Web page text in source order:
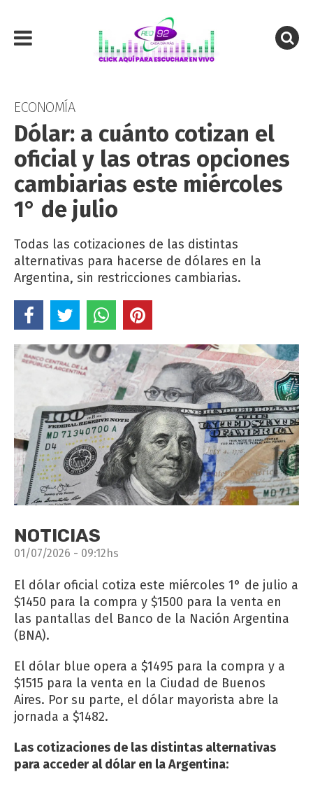
ECONOMÍA
Dólar: a cuánto cotizan el
oficial y las otras opciones
cambiarias este miércoles
1° de julio
Todas las cotizaciones de las distintas
alternativas para hacerse de dólares en la
Argentina, sin restricciones cambiarias.
NOTICIAS
01/07/2026 - 09:12hs
El dólar oficial cotiza este miércoles 1° de julio a
$1450 para la compra y $1500 para la venta en
las pantallas del Banco de la Nación Argentina
(BNA).
El dólar blue opera a $1495 para la compra y a
$1515 para la venta en la Ciudad de Buenos
Aires. Por su parte, el dólar mayorista abre la
jornada a $1482.
Las cotizaciones de las distintas alternativas
para acceder al dólar en la Argentina: